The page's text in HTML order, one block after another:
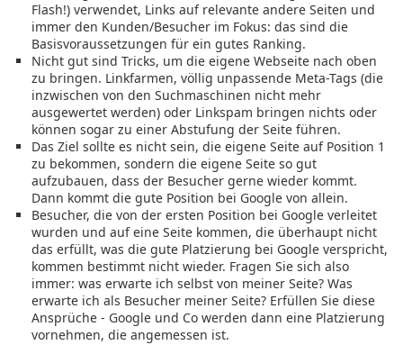
Flash!) verwendet, Links auf relevante andere Seiten und
immer den Kunden/Besucher im Fokus: das sind die
Basisvoraussetzungen für ein gutes Ranking.
Nicht gut sind Tricks, um die eigene Webseite nach oben
zu bringen. Linkfarmen, völlig unpassende Meta-Tags (die
inzwischen von den Suchmaschinen nicht mehr
ausgewertet werden) oder Linkspam bringen nichts oder
können sogar zu einer Abstufung der Seite führen.
Das Ziel sollte es nicht sein, die eigene Seite auf Position 1
zu bekommen, sondern die eigene Seite so gut
aufzubauen, dass der Besucher gerne wieder kommt.
Dann kommt die gute Position bei Google von allein.
Besucher, die von der ersten Position bei Google verleitet
wurden und auf eine Seite kommen, die überhaupt nicht
das erfüllt, was die gute Platzierung bei Google verspricht,
kommen bestimmt nicht wieder. Fragen Sie sich also
immer: was erwarte ich selbst von meiner Seite? Was
erwarte ich als Besucher meiner Seite? Erfüllen Sie diese
Ansprüche - Google und Co werden dann eine Platzierung
vornehmen, die angemessen ist.